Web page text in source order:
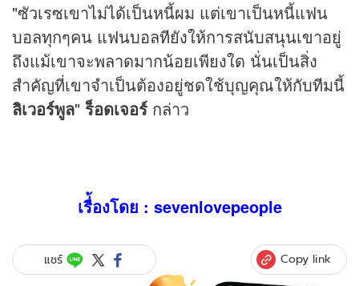
"ซัวเรซเขาไม่ได้เป็นหนี้ผม แต่เขาเป็นหนี้แฟน
บอลทุกๆคน แฟนบอลทียังให้การสนับสนุนเขาอยู่
ถึงแม้เขาจะพลาดมากน้อยเพียงใด นั่นเป็นสิ่ง
สำคัญที่เขาจำเป็นต้องอยู่ชดใช้บุญคุณให้กับทีมนี้
ลิเวอร์พูล" ร็อดเจอร์ กล่าว
เรื่้องโดย : sevenlovepeople
แชร์ Copy link